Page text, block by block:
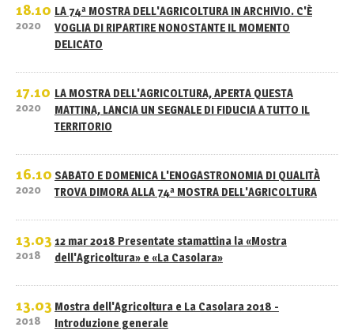
18.10
2020
LA 74ª MOSTRA DELL'AGRICOLTURA IN ARCHIVIO. C'È
VOGLIA DI RIPARTIRE NONOSTANTE IL MOMENTO
DELICATO
17.10
2020
LA MOSTRA DELL'AGRICOLTURA, APERTA QUESTA
MATTINA, LANCIA UN SEGNALE DI FIDUCIA A TUTTO IL
TERRITORIO
16.10
2020
SABATO E DOMENICA L'ENOGASTRONOMIA DI QUALITÀ
TROVA DIMORA ALLA 74ª MOSTRA DELL'AGRICOLTURA
13.03
2018
12 mar 2018 Presentate stamattina la «Mostra
dell'Agricoltura» e «La Casolara»
13.03
2018
Mostra dell'Agricoltura e La Casolara 2018 -
Introduzione generale